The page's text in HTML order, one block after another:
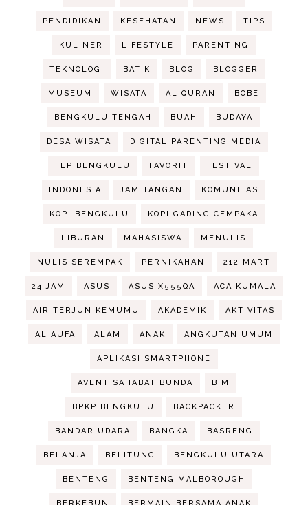
PENDIDIKAN KESEHATAN NEWS TIPS
KULINER LIFESTYLE PARENTING
TEKNOLOGI BATIK BLOG BLOGGER
MUSEUM WISATA AL QURAN BOBE
BENGKULU TENGAH BUAH BUDAYA
DESA WISATA DIGITAL PARENTING MEDIA
FLP BENGKULU FAVORIT FESTIVAL
INDONESIA JAM TANGAN KOMUNITAS
KOPI BENGKULU KOPI GADING CEMPAKA
LIBURAN MAHASISWA MENULIS
NULIS SEREMPAK PERNIKAHAN 212 MART
24 JAM ASUS ASUS X555QA ACA KUMALA
AIR TERJUN KEMUMU AKADEMIK AKTIVITAS
AL AUFA ALAM ANAK ANGKUTAN UMUM
APLIKASI SMARTPHONE
AVENT SAHABAT BUNDA BIM
BPKP BENGKULU BACKPACKER
BANDAR UDARA BANGKA BASRENG
BELANJA BELITUNG BENGKULU UTARA
BENTENG BENTENG MALBOROUGH